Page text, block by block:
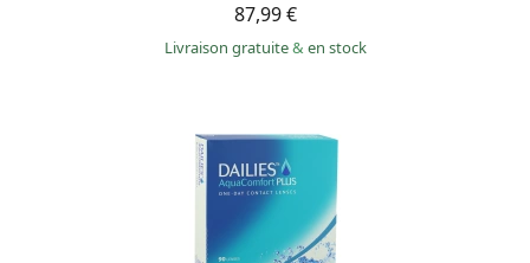
87,99 €
Livraison gratuite& en stock